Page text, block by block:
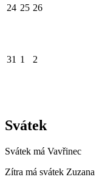
24 25 26
31 1 2
Svátek
Svátek má Vavřinec
Zítra má svátek Zuzana